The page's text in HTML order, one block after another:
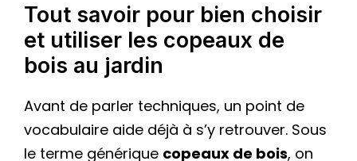
Tout savoir pour bien choisir
et utiliser les copeaux de
bois au jardin
Avant de parler techniques, un point de
vocabulaire aide déjà à s’y retrouver. Sous
le terme générique copeaux de bois, on